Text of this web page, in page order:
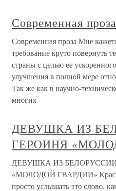
Современная проза
Современная проза Мне
требование круто повернуть
страны с целью ее
улучшения в полной мере
Так же как в научно-
многих
ДЕВУШКА ИЗ
ГЕРОИНЯ
ДЕВУШКА ИЗ
«МОЛОДОЙ ГВАРДИИ»
просто услышать это слово,